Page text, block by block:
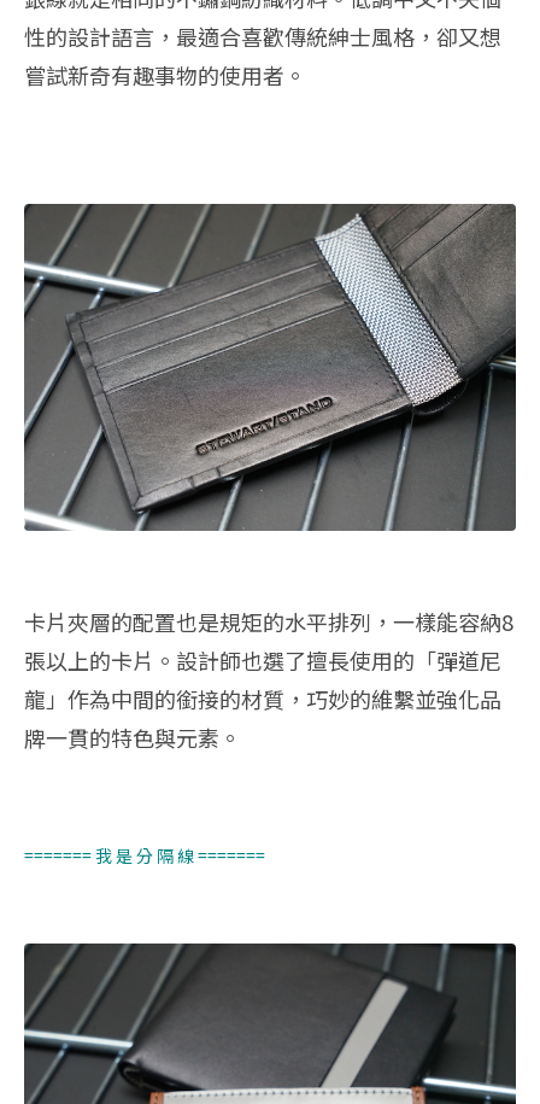
性的設計語言，最適合喜歡傳統紳士風格，卻又想
嘗試新奇有趣事物的使用者。
卡片夾層的配置也是規矩的水平排列，一樣能容納8
張以上的卡片。設計師也選了擅長使用的「彈道尼
龍」作為中間的銜接的材質，巧妙的維繫並強化品
牌一貫的特色與元素。
======= 我 是 分 隔 線 =======